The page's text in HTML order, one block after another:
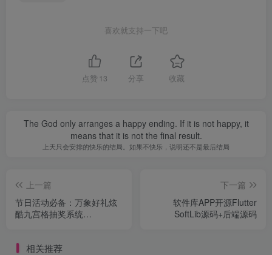
喜欢就支持一下吧
点赞 13 分享 收藏
The God only arranges a happy ending. If it is not happy, it
means that it is not the final result.
上天只会安排的快乐的结局。如果不快乐，说明还不是最后结局
上一篇
节日活动必备：万象好礼炫
酷九宫格抽奖系统
下一篇
软件库APP开源Flutter
SoftLib源码+后端源码
相关推荐